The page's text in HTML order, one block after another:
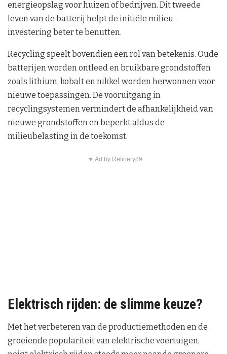
energieopslag voor huizen of bedrijven. Dit tweede
leven van de batterij helpt de initiële milieu-
investering beter te benutten.
Recycling speelt bovendien een rol van betekenis. Oude
batterijen worden ontleed en bruikbare grondstoffen
zoals lithium, kobalt en nikkel worden herwonnen voor
nieuwe toepassingen. De vooruitgang in
recyclingsystemen vermindert de afhankelijkheid van
nieuwe grondstoffen en beperkt aldus de
milieubelasting in de toekomst.
▼ Ad by Refinery89
Elektrisch rijden: de slimme keuze?
Met het verbeteren van de productiemethoden en de
groeiende populariteit van elektrische voertuigen,